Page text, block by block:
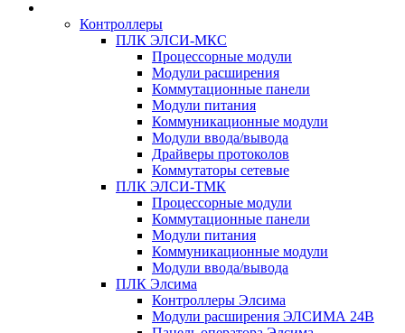
Контроллеры
ПЛК ЭЛСИ-МКС
Процессорные модули
Модули расширения
Коммутационные панели
Модули питания
Коммуникационные модули
Модули ввода/вывода
Драйверы протоколов
Коммутаторы сетевые
ПЛК ЭЛСИ-ТМК
Процессорные модули
Коммутационные панели
Модули питания
Коммуникационные модули
Модули ввода/вывода
ПЛК Элсима
Контроллеры Элсима
Модули расширения ЭЛСИМА 24В